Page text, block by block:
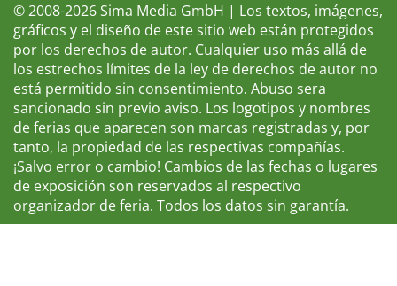
© 2008-2026 Sima Media GmbH | Los textos, imágenes,
gráficos y el diseño de este sitio web están protegidos
por los derechos de autor. Cualquier uso más allá de
los estrechos límites de la ley de derechos de autor no
está permitido sin consentimiento. Abuso sera
sancionado sin previo aviso. Los logotipos y nombres
de ferias que aparecen son marcas registradas y, por
tanto, la propiedad de las respectivas compañías.
¡Salvo error o cambio! Cambios de las fechas o lugares
de exposición son reservados al respectivo
organizador de feria. Todos los datos sin garantía.